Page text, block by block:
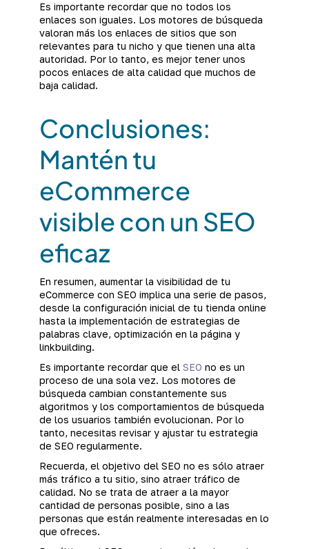
Es importante recordar que no todos los
enlaces son iguales. Los motores de búsqueda
valoran más los enlaces de sitios que son
relevantes para tu nicho y que tienen una alta
autoridad. Por lo tanto, es mejor tener unos
pocos enlaces de alta calidad que muchos de
baja calidad.
Conclusiones:
Mantén tu
eCommerce
visible con un SEO
eficaz
En resumen, aumentar la visibilidad de tu
eCommerce con SEO implica una serie de pasos,
desde la configuración inicial de tu tienda online
hasta la implementación de estrategias de
palabras clave, optimización en la página y
linkbuilding.
Es importante recordar que elSEO no es un
proceso de una sola vez. Los motores de
búsqueda cambian constantemente sus
algoritmos y los comportamientos de búsqueda
de los usuarios también evolucionan. Por lo
tanto, necesitas revisar y ajustar tu estrategia
de SEO regularmente.
Recuerda, el objetivo del SEO no es sólo atraer
más tráfico a tu sitio, sino atraer tráfico de
calidad. No se trata de atraer a la mayor
cantidad de personas posible, sino a las
personas que están realmente interesadas en lo
que ofreces.